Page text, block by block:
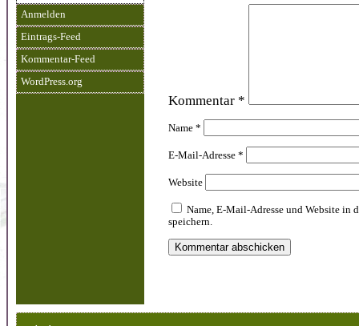
Anmelden
Eintrags-Feed
Kommentar-Feed
WordPress.org
Kommentar *
Name *
E-Mail-Adresse *
Website
Name, E-Mail-Adresse und Website in
speichern.